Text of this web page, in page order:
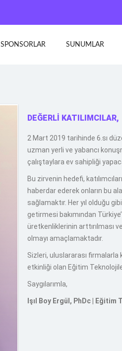
SPONSORLAR SUNUMLAR
DEĞERLİ KATILIMCILAR,
2 Mart 2019 tarihinde 6.sı
uzman yerli ve yabancı
çalıştaylara ev sahipliği
Bu zirvenin hedefi,
haberdar ederek onların bu
sağlamaktır. Her yıl olduğu
getirmesi bakımından
üretkenliklerinin arttırılması
olmayı amaçlamaktadır.
Sizleri, uluslararası firmalarla
etkinliği olan Eğitim
Saygılarımla,
Işıl Boy Ergül, PhDc |